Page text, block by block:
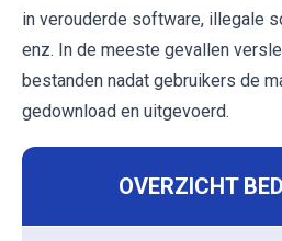
in verouderde software, illegale
enz. In de meeste gevallen
bestanden nadat gebruikers de
gedownload en uitgevoerd.
OVERZICHT